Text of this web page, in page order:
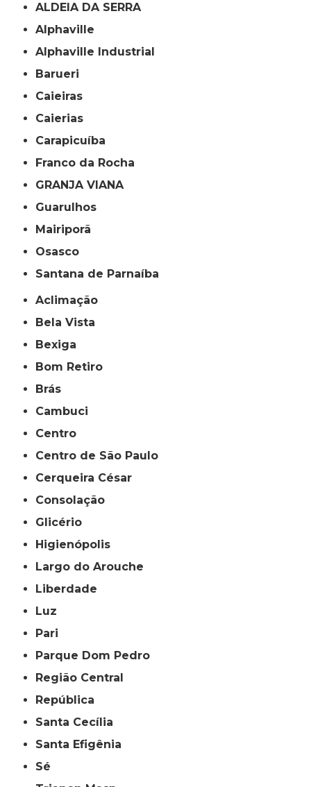
ALDEIA DA SERRA
Alphaville
Alphaville Industrial
Barueri
Caieiras
Caierias
Carapicuíba
Franco da Rocha
GRANJA VIANA
Guarulhos
Mairiporã
Osasco
Santana de Parnaíba
Aclimação
Bela Vista
Bexiga
Bom Retiro
Brás
Cambuci
Centro
Centro de São Paulo
Cerqueira César
Consolação
Glicério
Higienópolis
Largo do Arouche
Liberdade
Luz
Pari
Parque Dom Pedro
Região Central
República
Santa Cecília
Santa Efigênia
Sé